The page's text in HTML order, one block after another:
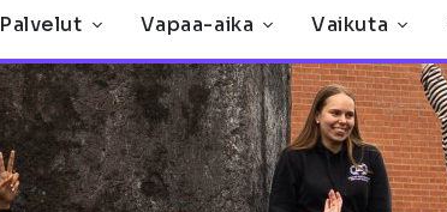
Palvelut Vapaa-aika Vaikuta